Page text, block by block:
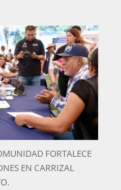
FORTALECE
EN CARRIZAL